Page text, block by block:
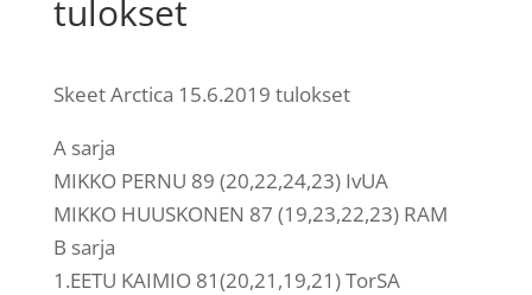
tulokset
Skeet Arctica 15.6.2019 tulokset
A sarja
MIKKO PERNU 89 (20,22,24,23) IvUA
MIKKO HUUSKONEN 87 (19,23,22,23) RAM
B sarja
1.EETU KAIMIO 81(20,21,19,21) TorSA